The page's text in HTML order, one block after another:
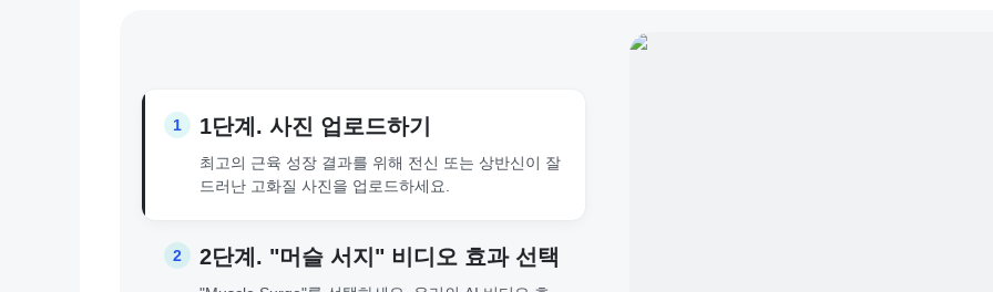
1 1단계. 사진 업로드하기
최고의 근육 성장 결과를 위해 전신 또는 상반신이 잘
드러난 고화질 사진을 업로드하세요.
2 2단계. "머슬 서지" 비디오 효과 선택